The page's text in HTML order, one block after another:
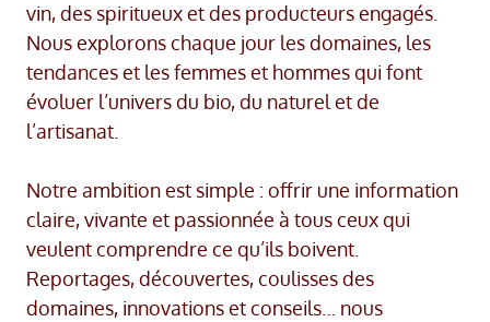
vin, des spiritueux et des producteurs engagés.
Nous explorons chaque jour les domaines, les
tendances et les femmes et hommes qui font
évoluer l’univers du bio, du naturel et de
l’artisanat.
Notre ambition est simple : offrir une information
claire, vivante et passionnée à tous ceux qui
veulent comprendre ce qu’ils boivent.
Reportages, découvertes, coulisses des
domaines, innovations et conseils… nous